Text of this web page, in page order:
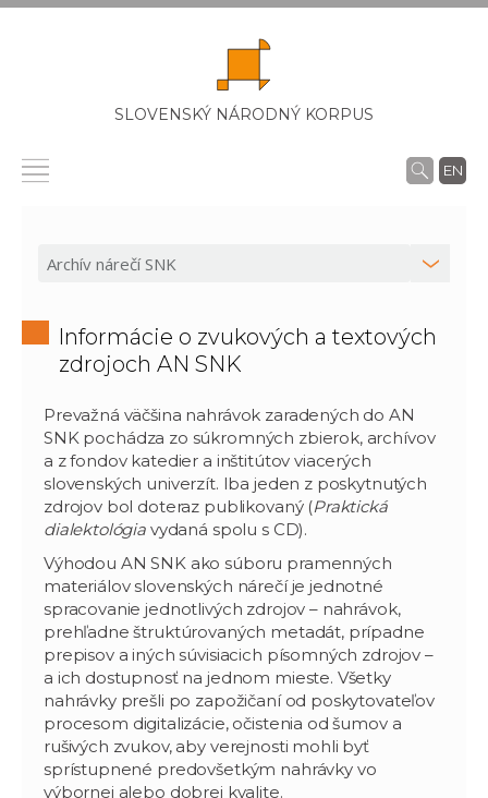
SLOVENSKÝ NÁRODNÝ KORPUS
EN
Informácie o zvukových a textových
zdrojoch AN SNK
Prevažná väčšina nahrávok zaradených do AN
SNK pochádza zo súkromných zbierok, archívov
a z fondov katedier a inštitútov viacerých
slovenských univerzít. Iba jeden z poskytnutých
zdrojov bol doteraz publikovaný (Praktická
dialektológia vydaná spolu s CD).
Výhodou AN SNK ako súboru pramenných
materiálov slovenských nárečí je jednotné
spracovanie jednotlivých zdrojov – nahrávok,
prehľadne štruktúrovaných metadát, prípadne
prepisov a iných súvisiacich písomných zdrojov –
a ich dostupnosť na jednom mieste. Všetky
nahrávky prešli po zapožičaní od poskytovateľov
procesom digitalizácie, očistenia od šumov a
rušivých zvukov, aby verejnosti mohli byť
sprístupnené predovšetkým nahrávky vo
výbornej alebo dobrej kvalite.